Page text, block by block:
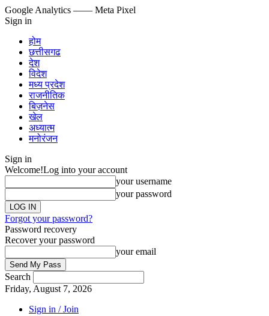
Google Analytics —— Meta Pixel
Sign in
होम
छत्तीसगढ
देश
विदेश
मध्य प्रदेश
राजनीतिक
बिज़नेस
खेल
अध्यात्म
मनोरंजन
Sign in
Welcome!Log into your account
your username
your password
Forgot your password?
Password recovery
Recover your password
your email
Search
Friday, August 7, 2026
Sign in / Join